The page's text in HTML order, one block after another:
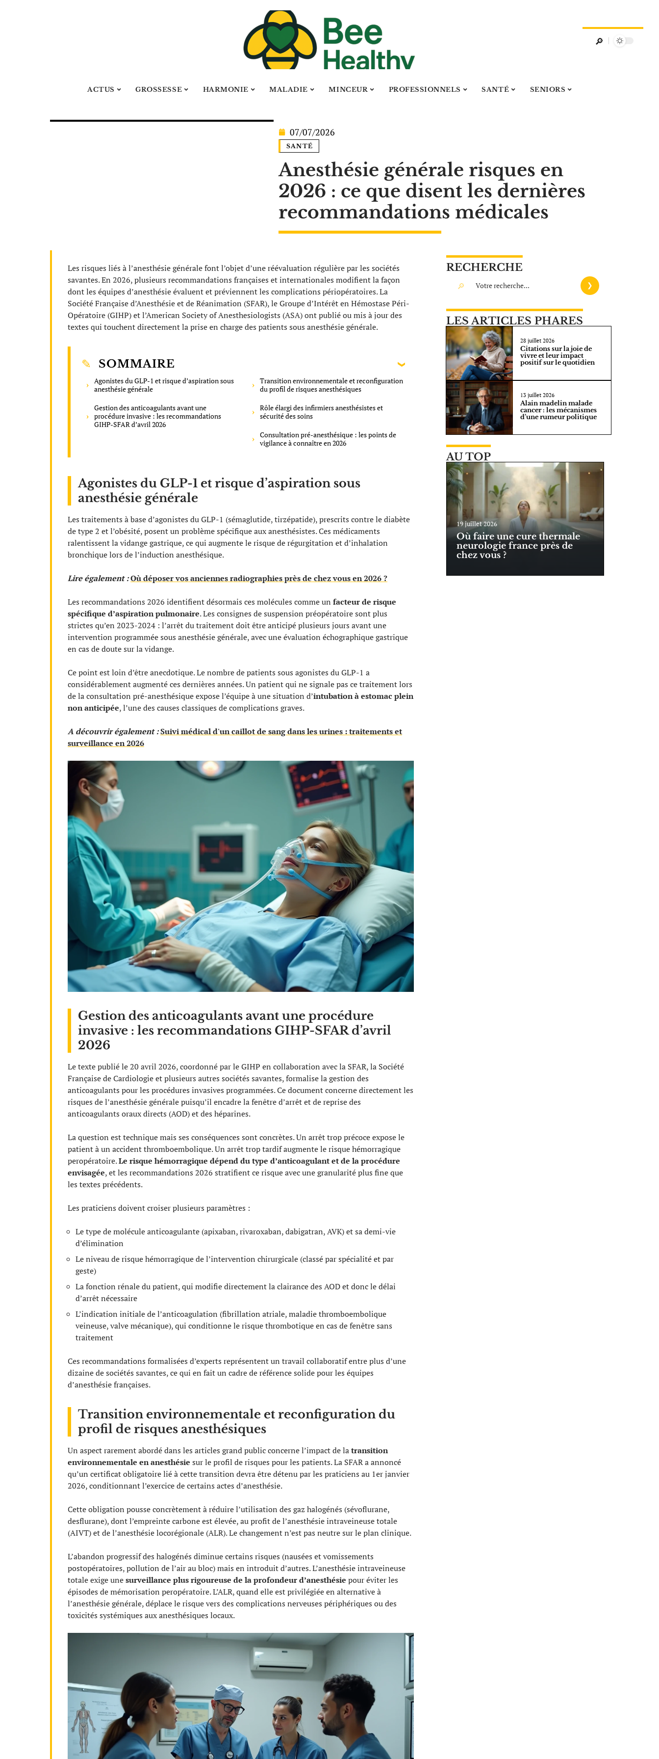
ACTUS GROSSESSE HARMONIE MALADIE MINCEUR PROFESSIONNELS SANTÉ SENIORS
07/07/2026
SANTÉ
Anesthésie générale risques en
2026 : ce que disent les dernières
recommandations médicales
Les risques liés à l’anesthésie générale font l’objet d’une réévaluation régulière par les sociétés
savantes. En 2026, plusieurs recommandations françaises et internationales modifient la façon
dont les équipes d’anesthésie évaluent et préviennent les complications périopératoires. La
Société Française d’Anesthésie et de Réanimation (SFAR), le Groupe d’Intérêt en Hémostase Péri-
Opératoire (GIHP) et l’American Society of Anesthesiologists (ASA) ont publié ou mis à jour des
textes qui touchent directement la prise en charge des patients sous anesthésie générale.
SOMMAIRE
Agonistes du GLP-1 et risque d’aspiration sous
anesthésie générale
Gestion des anticoagulants avant une
procédure invasive : les recommandations
GIHP-SFAR d’avril 2026
Transition environnementale et reconfiguration
du profil de risques anesthésiques
Rôle élargi des infirmiers anesthésistes et
sécurité des soins
Consultation pré-anesthésique : les points de
vigilance à connaître en 2026
Agonistes du GLP-1 et risque d’aspiration sous
anesthésie générale
Les traitements à base d’agonistes du GLP-1 (sémaglutide, tirzépatide), prescrits contre le diabète
de type 2 et l’obésité, posent un problème spécifique aux anesthésistes. Ces médicaments
ralentissent la vidange gastrique, ce qui augmente le risque de régurgitation et d’inhalation
bronchique lors de l’induction anesthésique.
Lire également :Où déposer vos anciennes radiographies près de chez vous en 2026 ?
Les recommandations 2026 identifient désormais ces molécules comme un facteur de risque
spécifique d’aspiration pulmonaire. Les consignes de suspension préopératoire sont plus
strictes qu’en 2023-2024 : l’arrêt du traitement doit être anticipé plusieurs jours avant une
intervention programmée sous anesthésie générale, avec une évaluation échographique gastrique
en cas de doute sur la vidange.
Ce point est loin d’être anecdotique. Le nombre de patients sous agonistes du GLP-1 a
considérablement augmenté ces dernières années. Un patient qui ne signale pas ce traitement lors
de la consultation pré-anesthésique expose l’équipe à une situation d’intubation à estomac plein
non anticipée, l’une des causes classiques de complications graves.
A découvrir également :Suivi médical d'un caillot de sang dans les urines : traitements et
surveillance en 2026
Gestion des anticoagulants avant une procédure
invasive : les recommandations GIHP-SFAR d’avril
2026
Le texte publié le 20 avril 2026, coordonné par le GIHP en collaboration avec la SFAR, la Société
Française de Cardiologie et plusieurs autres sociétés savantes, formalise la gestion des
anticoagulants pour les procédures invasives programmées. Ce document concerne directement les
risques de l’anesthésie générale puisqu’il encadre la fenêtre d’arrêt et de reprise des
anticoagulants oraux directs (AOD) et des héparines.
La question est technique mais ses conséquences sont concrètes. Un arrêt trop précoce expose le
patient à un accident thromboembolique. Un arrêt trop tardif augmente le risque hémorragique
peropératoire.Le risque hémorragique dépend du type d’anticoagulant et de la procédure
envisagée, et les recommandations 2026 stratifient ce risque avec une granularité plus fine que
les textes précédents.
Les praticiens doivent croiser plusieurs paramètres :
Le type de molécule anticoagulante (apixaban, rivaroxaban, dabigatran, AVK) et sa demi-vie
d’élimination
Le niveau de risque hémorragique de l’intervention chirurgicale (classé par spécialité et par
geste)
La fonction rénale du patient, qui modifie directement la clairance des AOD et donc le délai
d’arrêt nécessaire
L’indication initiale de l’anticoagulation (fibrillation atriale, maladie thromboembolique
veineuse, valve mécanique), qui conditionne le risque thrombotique en cas de fenêtre sans
traitement
Ces recommandations formalisées d’experts représentent un travail collaboratif entre plus d’une
dizaine de sociétés savantes, ce qui en fait un cadre de référence solide pour les équipes
d’anesthésie françaises.
Transition environnementale et reconfiguration du
profil de risques anesthésiques
Un aspect rarement abordé dans les articles grand public concerne l’impact de latransition
environnementale en anesthésie sur le profil de risques pour les patients. La SFAR a annoncé
qu’un certificat obligatoire lié à cette transition devra être détenu par les praticiens au 1er janvier
2026, conditionnant l’exercice de certains actes d’anesthésie.
Cette obligation pousse concrètement à réduire l’utilisation des gaz halogénés (sévoflurane,
desflurane), dont l’empreinte carbone est élevée, au profit de l’anesthésie intraveineuse totale
(AIVT) et de l’anesthésie locorégionale (ALR). Le changement n’est pas neutre sur le plan clinique.
L’abandon progressif des halogénés diminue certains risques (nausées et vomissements
postopératoires, pollution de l’air au bloc) mais en introduit d’autres. L’anesthésie intraveineuse
totale exige unesurveillance plus rigoureuse de la profondeur d’anesthésie pour éviter les
épisodes de mémorisation peropératoire. L’ALR, quand elle est privilégiée en alternative à
l’anesthésie générale, déplace le risque vers des complications nerveuses périphériques ou des
toxicités systémiques aux anesthésiques locaux.
RECHERCHE
LES ARTICLES PHARES
28 juillet 2026
Citations sur la joie de
vivre et leur impact
positif sur le quotidien
13 juillet 2026
Alain madelin malade
cancer : les mécanismes
d’une rumeur politique
AU TOP
19 juillet 2026
Où faire une cure thermale
neurologie france près de
chez vous ?